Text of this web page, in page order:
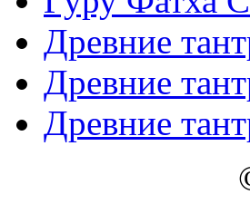
Древние
Древние
Древние